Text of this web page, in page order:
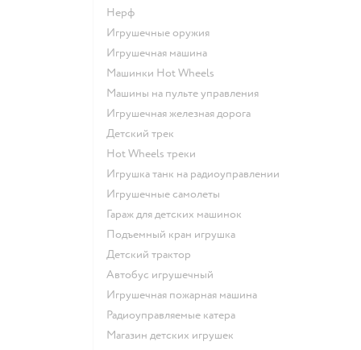
Нерф
Игрушечные оружия
Игрушечная машина
Машинки Hot Wheels
Машины на пульте управления
Игрушечная железная дорога
Детский трек
Hot Wheels треки
Игрушка танк на радиоуправлении
Игрушечные самолеты
Гараж для детских машинок
Подъемный кран игрушка
Детский трактор
Автобус игрушечный
Игрушечная пожарная машина
Радиоуправляемые катера
Магазин детских игрушек